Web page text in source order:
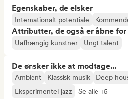
Egenskaber, de elsker
Internationalt potentiale
Attributter, de også er åbne
Uafhængig kunstner Ungt talent
De ønsker ikke at modtage...
Ambient Klassisk musik Deep
Eksperimentel jazz
Se alle +5